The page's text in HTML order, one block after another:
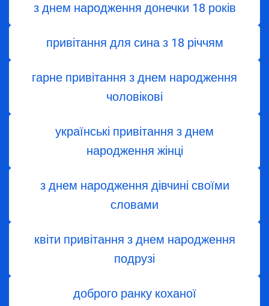
з днем народження донечки 18 років
привітання для сина з 18 річчям
гарне привітання з днем народження
чоловікові
українські привітання з днем
народження жінці
з днем ​​народження дівчині своїми
словами
квіти привітання з днем народження
подрузі
доброго ранку коханої